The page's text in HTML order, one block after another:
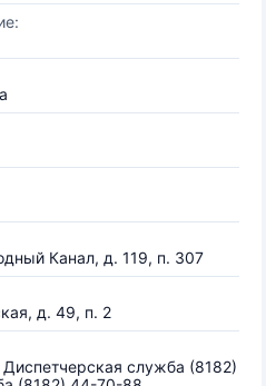
Канал, д. 119, п. 307
д. 49, п. 2
служба (8182)